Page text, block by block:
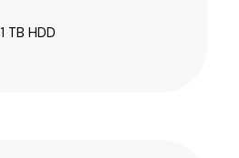
1 TB HDD